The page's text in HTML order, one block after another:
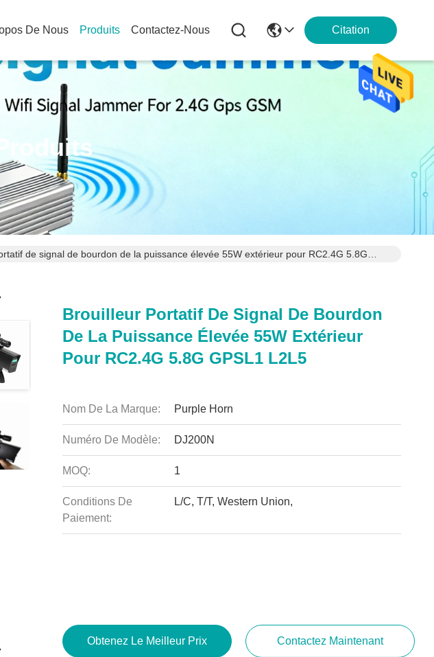
De Nous Produits Contactez-Nous Citation
de signal de bourdon de la puissance élevée 55W extérieur pour RC2.4G 5.8G
Brouilleur Portatif De Signal De Bourdon
De La Puissance Élevée 55W Extérieur
Pour RC2.4G 5.8G GPSL1 L2L5
Nom De La Marque: Purple Horn
Numéro De Modèle: DJ200N
MOQ: 1
Conditions De
Paiement:
L/C, T/T, Western Union,
Obtenez Le Meilleur Prix Contactez Maintenant